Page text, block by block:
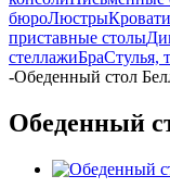
бюроЛюстрыКровати
приставные столы
стеллажиБраСтулья,
-Обеденный стол
Обеденный